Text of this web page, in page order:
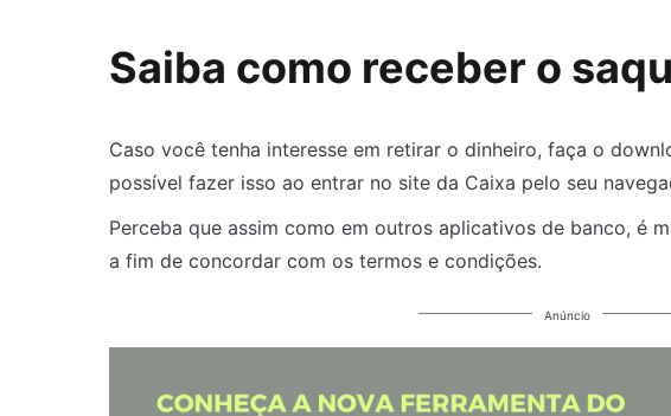
Saiba como receber o
Caso você tenha interesse em retirar o dinheiro, faça o
possível fazer isso ao entrar no site da Caixa pelo seu
Perceba que assim como em outros aplicativos de banco, é
a fim de concordar com os termos e condições.
Anúncio